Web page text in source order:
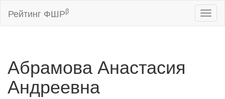
Рейтинг ФШРβ
Абрамова Анастасия
Андреевна